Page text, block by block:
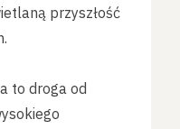
przyszłość
to droga od